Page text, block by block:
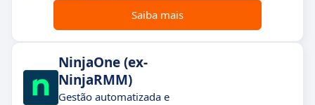
Saiba mais
NinjaOne (ex-
NinjaRMM)
Gestão automatizada e